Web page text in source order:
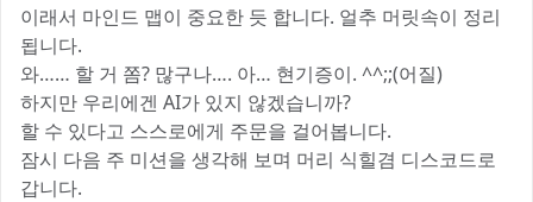
이래서 마인드 맵이 중요한 듯 합니다. 얼추 머릿속이 정리
됩니다.
와…… 할 거 쫌? 많구나…. 아… 현기증이. ^^;;(어질)😅
하지만 우리에겐 AI가 있지 않겠습니까?
할 수 있다고 스스로에게 주문을 걸어봅니다.
잠시 다음 주 미션을 생각해 보며 머리 식힐겸 디스코드로
갑니다.